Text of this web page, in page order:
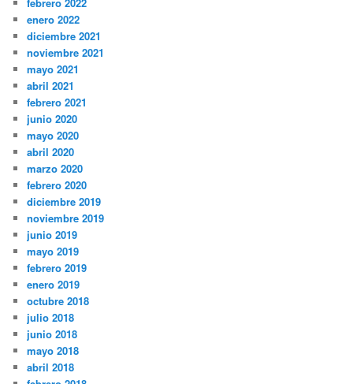
enero 2022
diciembre 2021
noviembre 2021
mayo 2021
abril 2021
febrero 2021
junio 2020
mayo 2020
abril 2020
marzo 2020
febrero 2020
diciembre 2019
noviembre 2019
junio 2019
mayo 2019
febrero 2019
enero 2019
octubre 2018
julio 2018
junio 2018
mayo 2018
abril 2018